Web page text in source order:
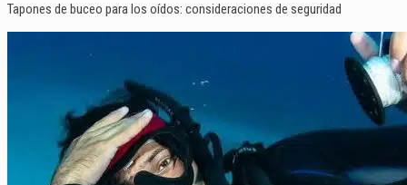
Tapones de buceo para los oídos: consideraciones de seguridad